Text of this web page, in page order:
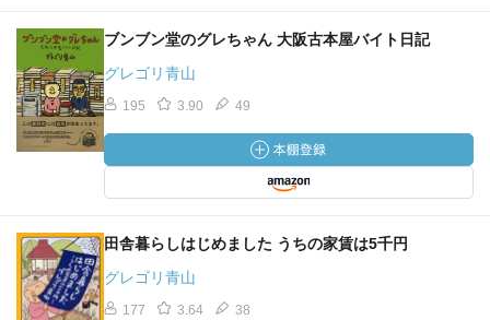
ブンブン堂のグレちゃん 大阪古本屋バイト日記
グレゴリ青山
195 3.90 49
田舎暮らしはじめました うちの家賃は5千円
グレゴリ青山
177 3.64 38